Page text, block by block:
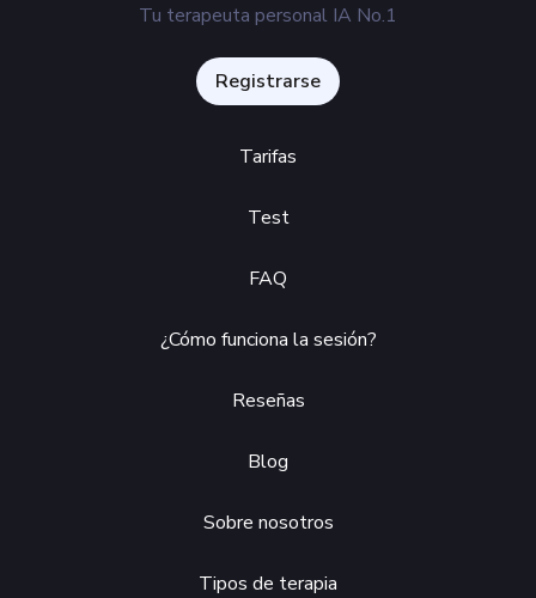
Tu terapeuta personal IA No.1
Registrarse
Tarifas
Test
FAQ
¿Cómo funciona la sesión?
Reseñas
Blog
Sobre nosotros
Tipos de terapia